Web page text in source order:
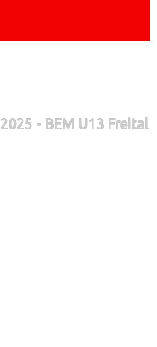
2025 - BEM U13 Freital